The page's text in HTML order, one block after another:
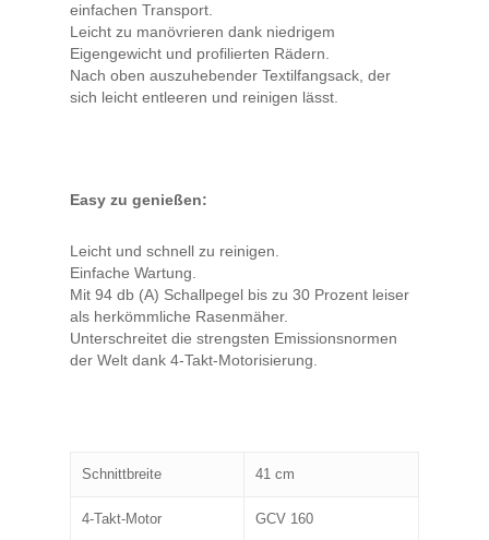
einfachen Transport.
Leicht zu manövrieren dank niedrigem
Eigengewicht und profilierten Rädern.
Nach oben auszuhebender Textilfangsack, der
sich leicht entleeren und reinigen lässt.
Easy zu genießen:
Leicht und schnell zu reinigen.
Einfache Wartung.
Mit 94 db (A) Schallpegel bis zu 30 Prozent leiser
als herkömmliche Rasenmäher.
Unterschreitet die strengsten Emissionsnormen
der Welt dank 4-Takt-Motorisierung.
Schnittbreite 41 cm
4-Takt-Motor GCV 160